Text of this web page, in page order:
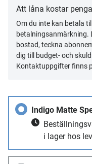
Att låna kostar
Om du inte kan betala
betalningsanmärkning.
bostad, teckna
dig till budget- och
Kontaktuppgifter finns
Indigo Matte
i lager hos